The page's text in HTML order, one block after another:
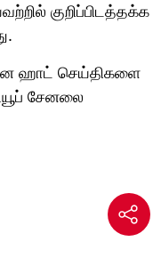
குறிப்பிடத்தக்க
ஹாட் செய்திகளை
சேனலை